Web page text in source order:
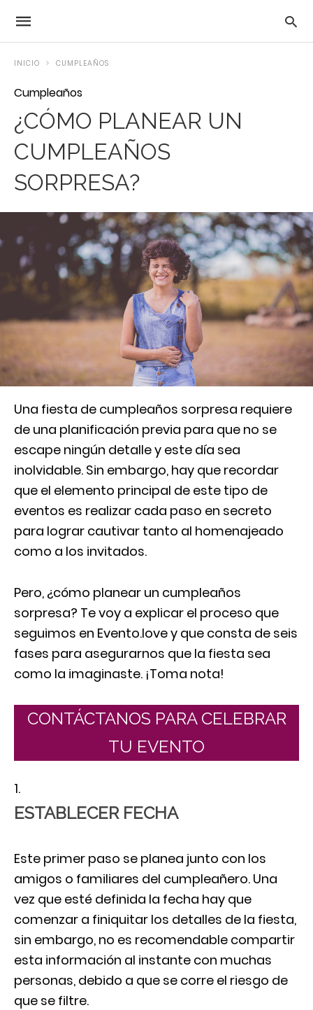
INICIO CUMPLEAÑOS
Cumpleaños
¿CÓMO PLANEAR UN
CUMPLEAÑOS
SORPRESA?
Una fiesta de cumpleaños sorpresa requiere
de una planificación previa para que no se
escape ningún detalle y este día sea
inolvidable. Sin embargo, hay que recordar
que el elemento principal de este tipo de
eventos es realizar cada paso en secreto
para lograr cautivar tanto al homenajeado
como a los invitados.
Pero, ¿cómo planear un cumpleaños
sorpresa? Te voy a explicar el proceso que
seguimos en Evento.love y que consta de seis
fases para asegurarnos que la fiesta sea
como la imaginaste. ¡Toma nota!
CONTÁCTANOS PARA CELEBRAR
TU EVENTO
ESTABLECER FECHA
Este primer paso se planea junto con los
amigos o familiares del cumpleañero. Una
vez que esté definida la fecha hay que
comenzar a finiquitar los detalles de la fiesta,
sin embargo, no es recomendable compartir
esta información al instante con muchas
personas, debido a que se corre el riesgo de
que se filtre.